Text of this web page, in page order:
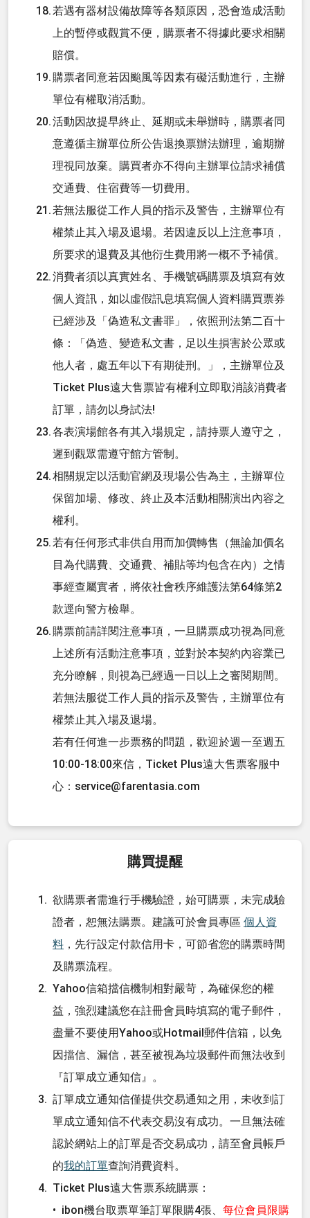
若遇有器材設備故障等各類原因，恐會造成活動
上的暫停或觀賞不便，購票者不得據此要求相關
賠償。
購票者同意若因颱風等因素有礙活動進行，主辦
單位有權取消活動。
活動因故提早終止、延期或未舉辦時，購票者同
意遵循主辦單位所公告退換票辦法辦理，逾期辦
理視同放棄。購買者亦不得向主辦單位請求補償
交通費、住宿費等一切費用。
若無法服從工作人員的指示及警告，主辦單位有
權禁止其入場及退場。若因違反以上注意事項，
所要求的退費及其他衍生費用將一概不予補償。
消費者須以真實姓名、手機號碼購票及填寫有效
個人資訊，如以虛假訊息填寫個人資料購買票券
已經涉及「偽造私文書罪」，依照刑法第二百十
條：「偽造、變造私文書，足以生損害於公眾或
他人者，處五年以下有期徒刑。」，主辦單位及
Ticket Plus遠大售票皆有權利立即取消該消費者
訂單，請勿以身試法!
各表演場館各有其入場規定，請持票人遵守之，
遲到觀眾需遵守館方管制。
相關規定以活動官網及現場公告為主，主辦單位
保留加場、修改、終止及本活動相關演出內容之
權利。
若有任何形式非供自用而加價轉售（無論加價名
目為代購費、交通費、補貼等均包含在內）之情
事經查屬實者，將依社會秩序維護法第64條第2
款逕向警方檢舉。
購票前請詳閱注意事項，一旦購票成功視為同意
上述所有活動注意事項，並對於本契約內容業已
充分瞭解，則視為已經過一日以上之審閱期間。
若無法服從工作人員的指示及警告，主辦單位有
權禁止其入場及退場。
若有任何進一步票務的問題，歡迎於週一至週五
10:00-18:00來信，Ticket Plus遠大售票客服中
心：service@farentasia.com
購買提醒
欲購票者需進行手機驗證，始可購票，未完成驗
證者，恕無法購票。建議可於會員專區 個人資
料 ，先行設定付款信用卡，可節省您的購票時間
及購票流程。
Yahoo信箱擋信機制相對嚴苛，為確保您的權
益，強烈建議您在註冊會員時填寫的電子郵件，
盡量不要使用Yahoo或Hotmail郵件信箱，以免
因擋信、漏信，甚至被視為垃圾郵件而無法收到
『訂單成立通知信』。
訂單成立通知信僅提供交易通知之用，未收到訂
單成立通知信不代表交易沒有成功。一旦無法確
認於網站上的訂單是否交易成功，請至會員帳戶
的我的訂單查詢消費資料。
Ticket Plus遠大售票系統購票：
• ibon機台取票單筆訂單限購4張、 每位會員限購